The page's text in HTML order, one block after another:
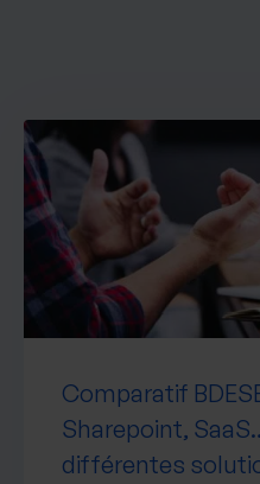
Comparatif
Sharepoint,
différentes